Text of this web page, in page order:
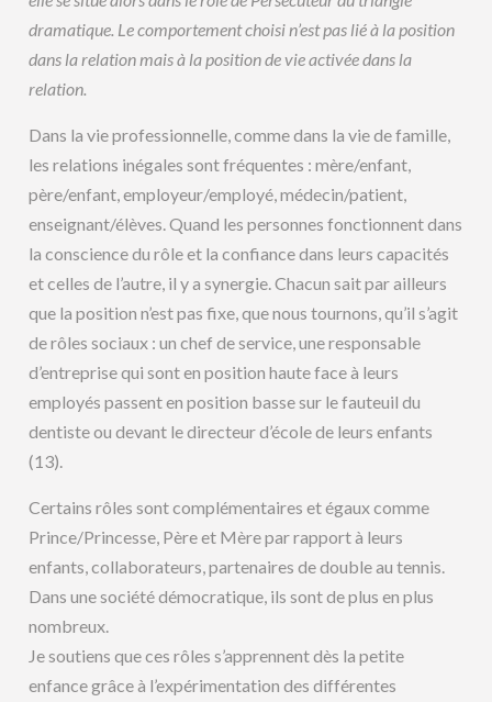
dramatique. Le comportement choisi n’est pas lié à la position
dans la relation mais à la position de vie activée dans la
relation.
Dans la vie professionnelle, comme dans la vie de famille,
les relations inégales sont fréquentes : mère/enfant,
père/enfant, employeur/employé, médecin/patient,
enseignant/élèves. Quand les personnes fonctionnent dans
la conscience du rôle et la confiance dans leurs capacités
et celles de l’autre, il y a synergie. Chacun sait par ailleurs
que la position n’est pas fixe, que nous tournons, qu’il s’agit
de rôles sociaux : un chef de service, une responsable
d’entreprise qui sont en position haute face à leurs
employés passent en position basse sur le fauteuil du
dentiste ou devant le directeur d’école de leurs enfants
(13).
Certains rôles sont complémentaires et égaux comme
Prince/Princesse, Père et Mère par rapport à leurs
enfants, collaborateurs, partenaires de double au tennis.
Dans une société démocratique, ils sont de plus en plus
nombreux.
Je soutiens que ces rôles s’apprennent dès la petite
enfance grâce à l’expérimentation des différentes